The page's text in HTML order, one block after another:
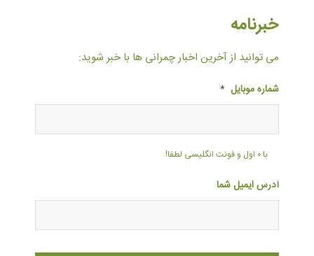
خبرنامه
می توانید از آخرین اخبار چمرانی ها با خبر شوید:
شماره موبایل *
با ۰ اول و فونت انگلیسی لطفا!
آدرس ایمیل شما